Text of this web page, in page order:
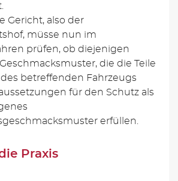
Gericht, also der
müsse nun im
prüfen, ob diejenigen
die die Teile
betreffenden Fahrzeugs
für den Schutz als
erfüllen.
Praxis